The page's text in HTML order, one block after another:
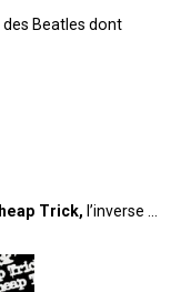
des Beatles dont
Trick, l’inverse …